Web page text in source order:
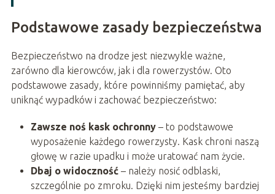
Podstawowe zasady bezpieczeństwa
Bezpieczeństwo na drodze jest niezwykle ważne,
zarówno dla kierowców, jak i dla rowerzystów. Oto
podstawowe zasady, które powinniśmy pamiętać, aby
uniknąć wypadków i zachować bezpieczeństwo:
Zawsze noś kask ochronny– to podstawowe
wyposażenie każdego rowerzysty. Kask chroni naszą
głowę w razie upadku i może uratować nam życie.
Dbaj o widoczność– należy nosić odblaski,
szczególnie po zmroku. Dzięki nim jesteśmy bardziej